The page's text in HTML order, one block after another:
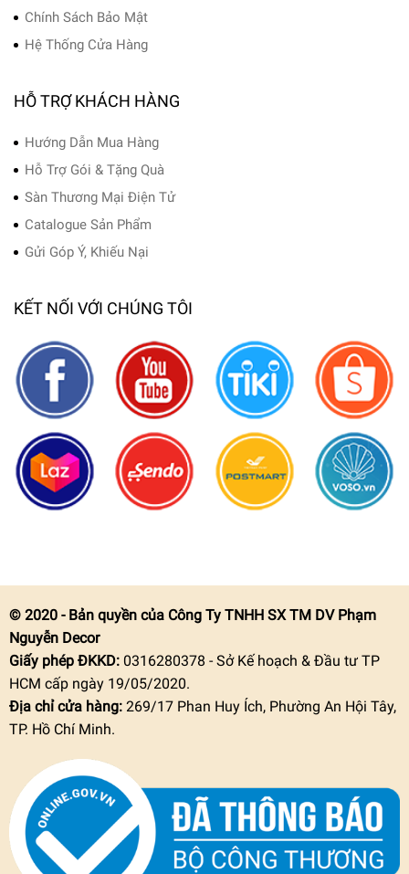
Chính Sách Bảo Mật
Hệ Thống Cửa Hàng
HỖ TRỢ KHÁCH HÀNG
Hướng Dẫn Mua Hàng
Hỗ Trợ Gói & Tặng Quà
Sàn Thương Mại Điện Tử
Catalogue Sản Phẩm
Gửi Góp Ý, Khiếu Nại
KẾT NỐI VỚI CHÚNG TÔI
© 2020 - Bản quyền của Công Ty TNHH SX TM DV Phạm
Nguyễn Decor
Giấy phép ĐKKD:0316280378 - Sở Kế hoạch & Đầu tư TP
HCM cấp ngày 19/05/2020.
Địa chỉ cửa hàng: 269/17 Phan Huy Ích, Phường An Hội Tây,
TP. Hồ Chí Minh.